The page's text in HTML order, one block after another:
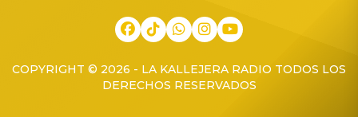
COPYRIGHT © 2026 - LA KALLEJERA RADIO TODOS LOS
DERECHOS RESERVADOS